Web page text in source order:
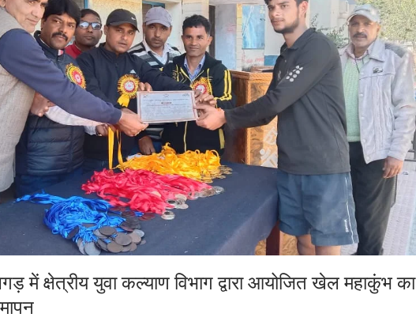
में क्षेत्रीय युवा कल्याण विभाग द्वारा आयोजित खेल महाकुंभ का